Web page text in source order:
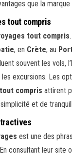
que la
tout compris
tout compris
, en Crète, au
souvent les vols,
excursions. Les
compris attirent
et de
est une des
consultant leur site